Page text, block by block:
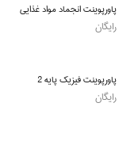
پاورپوینت انجماد مواد غذایی
رایگان
پاورپوینت فیزیک پایه 2
رایگان